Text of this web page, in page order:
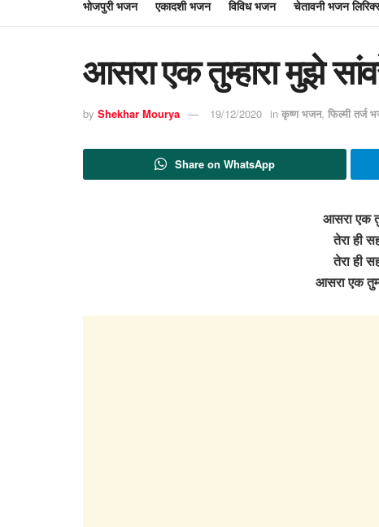
भोजपुरी भजन एकादशी भजन विविध भजन चेतावनी भजन
आसरा एक तुम्हारा मुझे
by Shekhar Mourya 19/12/2020 in कृष्ण भजन, फिल्मी तर्ज
Share on WhatsApp
आसरा एक
तेरा ही
तेरा ही
आसरा एक